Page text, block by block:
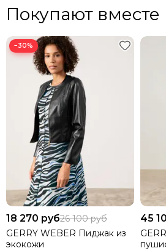
ЗАКАЗА МЕНЕЕ 8000 РУБ.,
Покупают вместе
−30%
18 270 руб26 100 руб
GERRY WEBER Пиджак из
экокожи
45